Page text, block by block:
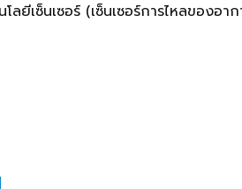
เซ็นเซอร์ (เซ็นเซอร์การไหลของอาก